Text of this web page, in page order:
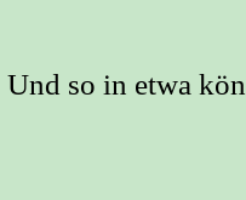
Und so in etwa